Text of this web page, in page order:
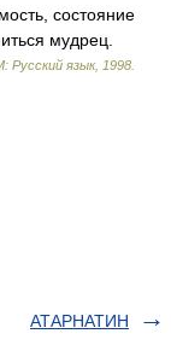
состояние
мудрец.
Русский язык, 1998
АТАРНАТИН